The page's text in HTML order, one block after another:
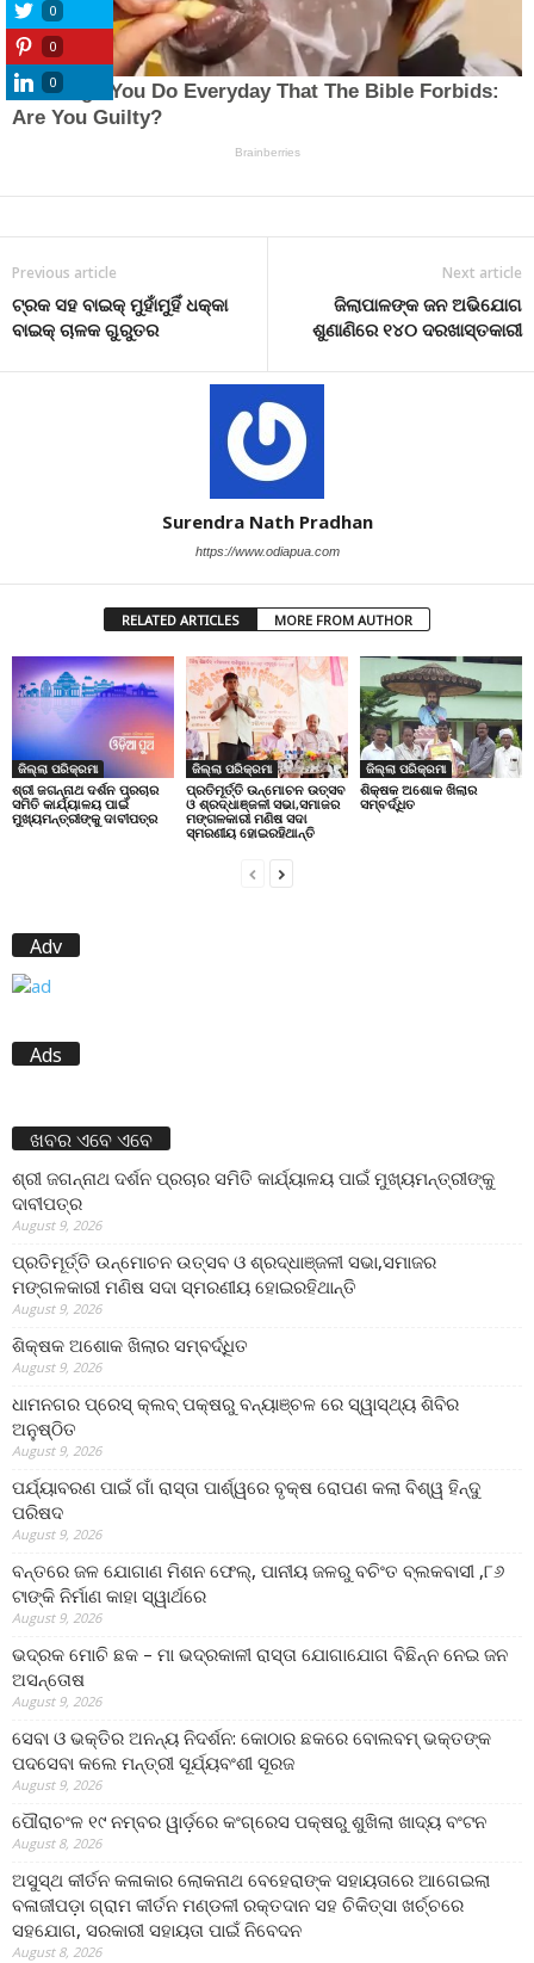
Previous article
ଟ୍ରକ ସହ ବାଇକ୍‌ ମୁହାଁମୁହିଁ ଧକ୍କା
ବାଇକ୍‌ ଚାଳକ ଗୁରୁତର
Next article
ଜିଲାପାଳଙ୍କ ଜନ ଅଭିଯୋଗ
ଶୁଣାଣିରେ ୧୪୦ ଦରଖାସ୍ତକାରୀ
Surendra Nath Pradhan
https://www.odiapua.com
RELATED ARTICLES MORE FROM AUTHOR
ଜିଲ୍ଲା ପରିକ୍ରମା
ଶ୍ରୀ ଜଗନ୍ନାଥ ଦର୍ଶନ ପ୍ରଚାର
ସମିତି କାର୍ଯ୍ୟାଳୟ ପାଇଁ
ମୁଖ୍ୟମନ୍ତ୍ରୀଙ୍କୁ ଦାବୀପତ୍ର
ଜିଲ୍ଲା ପରିକ୍ରମା
ପ୍ରତିମୂର୍ତ୍ତି ଉନ୍ମୋଚନ ଉତ୍ସବ
ଓ ଶ୍ରଦ୍ଧାଞ୍ଜଳୀ ସଭା,ସମାଜର
ମଙ୍ଗଳକାରୀ ମଣିଷ ସଦା
ସ୍ମରଣୀୟ ହୋଇରହିଥାନ୍ତି
ଜିଲ୍ଲା ପରିକ୍ରମା
ଶିକ୍ଷକ ଅଶୋକ ଖିଲାର
ସମ୍ବର୍ଦ୍ଧିତ
Adv
Ads
ଖବର ଏବେ ଏବେ
ଶ୍ରୀ ଜଗନ୍ନାଥ ଦର୍ଶନ ପ୍ରଚାର ସମିତି କାର୍ଯ୍ୟାଳୟ ପାଇଁ ମୁଖ୍ୟମନ୍ତ୍ରୀଙ୍କୁ
ଦାବୀପତ୍ର
August 9, 2026
ପ୍ରତିମୂର୍ତ୍ତି ଉନ୍ମୋଚନ ଉତ୍ସବ ଓ ଶ୍ରଦ୍ଧାଞ୍ଜଳୀ ସଭା,ସମାଜର
ମଙ୍ଗଳକାରୀ ମଣିଷ ସଦା ସ୍ମରଣୀୟ ହୋଇରହିଥାନ୍ତି
August 9, 2026
ଶିକ୍ଷକ ଅଶୋକ ଖିଲାର ସମ୍ବର୍ଦ୍ଧିତ
August 9, 2026
ଧାମନଗର ପ୍ରେସ୍ କ୍ଲବ୍ ପକ୍ଷରୁ ବନ୍ୟାଞ୍ଚଳ ରେ ସ୍ୱାସ୍ଥ୍ୟ ଶିବିର
ଅନୁଷ୍ଠିତ
August 9, 2026
ପର୍ଯ୍ୟାବରଣ ପାଇଁ ଗାଁ ରାସ୍ତା ପାର୍ଶ୍ୱରେ ବୃକ୍ଷ ରୋପଣ କଲା ବିଶ୍ୱ ହିନ୍ଦୁ
ପରିଷଦ
August 9, 2026
ବନ୍ତରେ ଜଳ ଯୋଗାଣ ମିଶନ ଫେଲ୍‌, ପାନୀୟ ଜଳରୁ ବଚିଂତ ବ୍ଲକବାସୀ ,୮୬
ଟାଙ୍କି ନିର୍ମାଣ କାହା ସ୍ୱାର୍ଥରେ
August 9, 2026
ଭଦ୍ରକ ମୋଚି ଛକ – ମା ଭଦ୍ରକାଳୀ ରାସ୍ତା ଯୋଗାଯୋଗ ବିଛିନ୍ନ ନେଇ ଜନ
ଅସନ୍ତୋଷ
August 9, 2026
ସେବା ଓ ଭକ୍ତିର ଅନନ୍ୟ ନିଦର୍ଶନ: କୋଠାର ଛକରେ ବୋଲବମ୍ ଭକ୍ତଙ୍କ
ପଦସେବା କଲେ ମନ୍ତ୍ରୀ ସୂର୍ଯ୍ୟବଂଶୀ ସୂରଜ
August 9, 2026
ପୌରାଚଂଳ ୧୯ ନମ୍ବର ୱାର୍ଡ଼ରେ କଂଗ୍ରେସ ପକ୍ଷରୁ ଶୁଖିଲା ଖାଦ୍ୟ ବଂଟନ
August 8, 2026
ଅସୁସ୍ଥ କୀର୍ତନ କଳାକାର ଲୋକନାଥ ବେହେରାଙ୍କ ସହାୟତାରେ ଆଗେଇଲା
ବଳାଜୀପଡ଼ା ଗ୍ରାମ କୀର୍ତନ ମଣ୍ଡଳୀ ରକ୍ତଦାନ ସହ ଚିକିତ୍ସା ଖର୍ଚ୍ଚରେ
ସହଯୋଗ, ସରକାରୀ ସହାୟତା ପାଇଁ ନିବେଦନ
August 8, 2026
0
0
0